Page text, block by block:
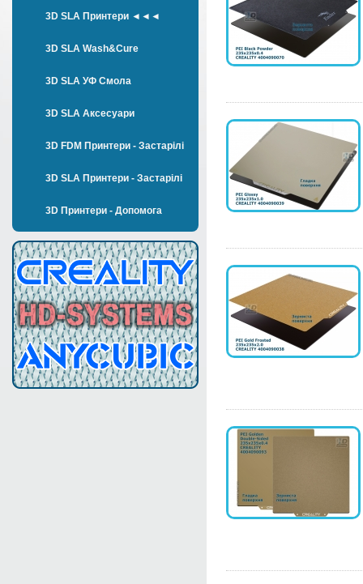
3D SLA Принтери ◄◄◄
3D SLA Wash&Cure
3D SLA УФ Смола
3D SLA Аксесуари
3D FDM Принтери - Застарілі
3D SLA Принтери - Застарілі
3D Принтери - Допомога